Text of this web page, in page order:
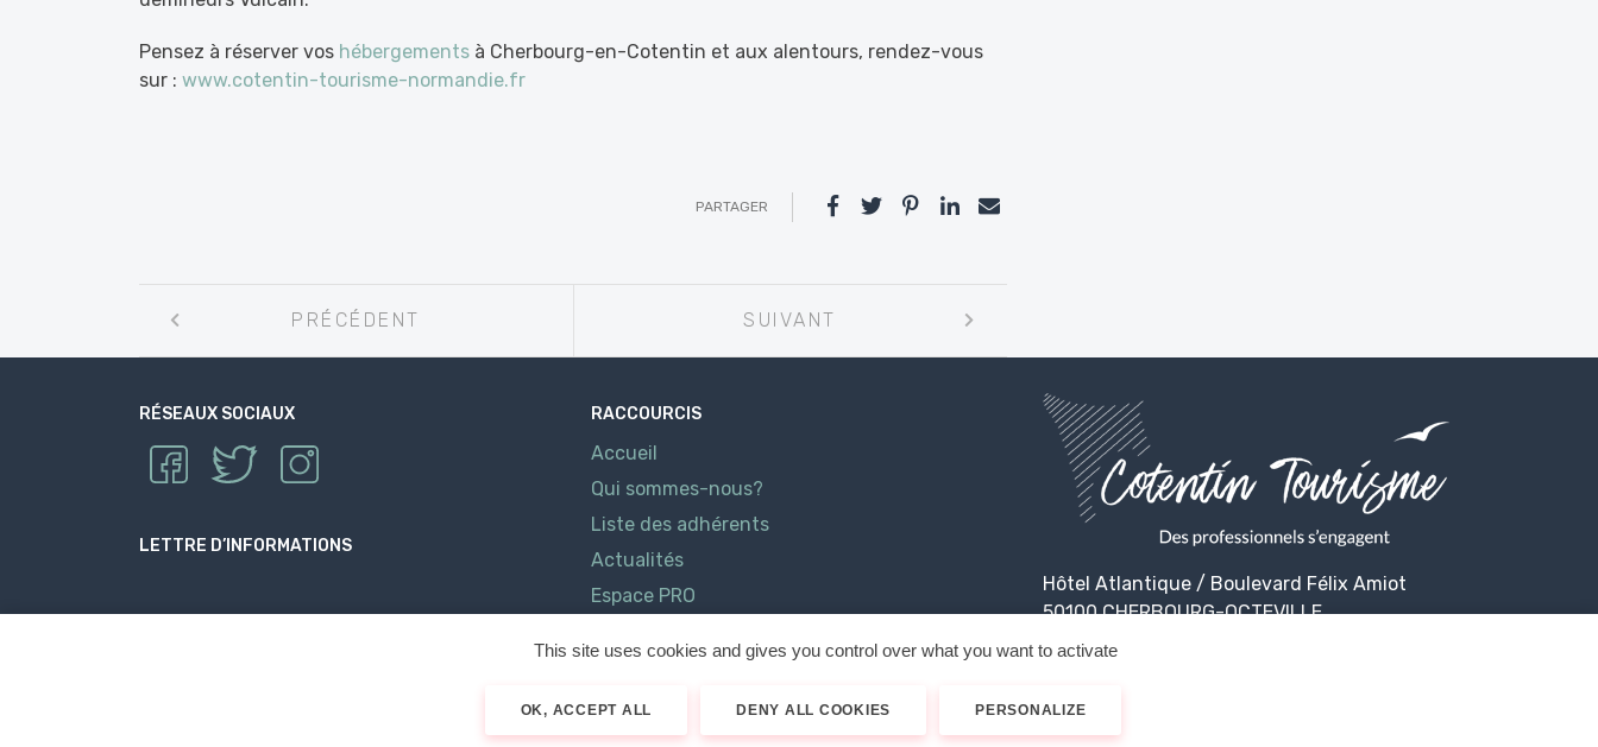
Pensez à réserver vos hébergements à Cherbourg-en-Cotentin et aux alentours, rendez-vous
sur : www.cotentin-tourisme-normandie.fr
PARTAGER
entre
articles
PRÉCÉDENT SUIVANT
RÉSEAUX SOCIAUX
LETTRE D’INFORMATIONS
RACCOURCIS
Accueil
Qui sommes-nous?
Liste des adhérents
Actualités
Espace PRO
Hôtel Atlantique / Boulevard Félix Amiot
50100 CHERBOURG-OCTEVILLE
© 2026Cotentin Tourisme Mentions légales Politique de confidentialité
This site uses cookies and gives you control over what you want to activate
OK, ACCEPT ALL DENY ALL COOKIES PERSONALIZE